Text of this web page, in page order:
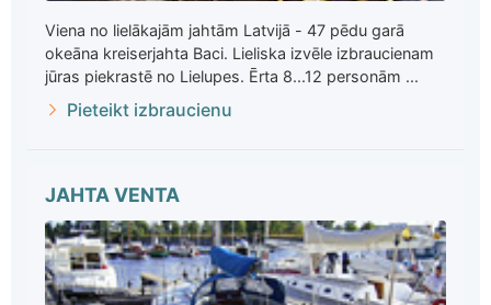
Viena no lielākajām jahtām Latvijā - 47 pēdu garā
okeāna kreiserjahta Baci. Lieliska izvēle izbraucienam
jūras piekrastē no Lielupes. Ērta 8...12 personām ...
Pieteikt izbraucienu
JAHTA VENTA